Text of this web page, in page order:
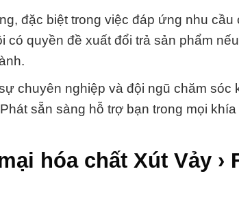
đặc biệt trong việc đáp ứng nhu cầu
quyền đề xuất đổi trả sản phẩm
chuyên nghiệp và đội ngũ chăm sóc
sẵn sàng hỗ trợ bạn trong mọi khía
hóa chất Xút Vảy ›